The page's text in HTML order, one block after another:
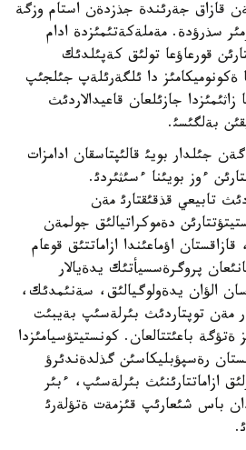
قازاق جةرئندة جذزدةن استام وزگة
سذرؤدة. مةملةكةتئمئزدة ادام
قورعاؤعا تولئق كةپئلدئك
دا ئلگةرئلةپ جئلجئپ
جازئلعان قاعيدالاردئث
بةلگئسئ.
جئلدار بويئ قالئپتاسقان ادامزات
ءوز بويئنا ءسئثئردئ.
تابيعي قذقئقتارئ مةن
دةموكراتيالئق جولمةن
اؤماعئندا ازاماتتئق قوعام
پروگرةسسيأتئك يدةيالار
الؤان يدةولوگيالئق، سةنئمدئك،
مةن توپتاردئث بئرلةسئپ بةيبئت
ةتؤگة باعئتتالعان. كونستيتؤسيامئزدا
رةسپؤبليكاسئن گذلدةندئرؤ
ازاماتتارئنئث بئرلةسئپ، ءبئر
باس شئعارئپ قئزمةت ةتؤلةرئ